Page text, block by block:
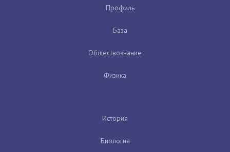
Профиль
База
Обществознание
Физика
История
Биология